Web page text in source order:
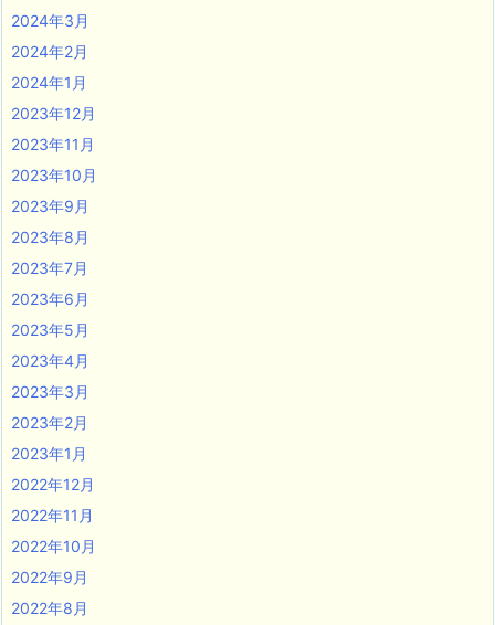
2024年3月
2024年2月
2024年1月
2023年12月
2023年11月
2023年10月
2023年9月
2023年8月
2023年7月
2023年6月
2023年5月
2023年4月
2023年3月
2023年2月
2023年1月
2022年12月
2022年11月
2022年10月
2022年9月
2022年8月